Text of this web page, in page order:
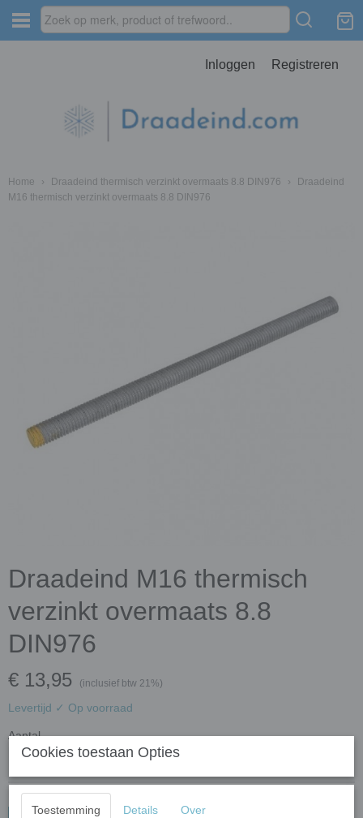
Inloggen Registreren
Home › Draadeind thermisch verzinkt overmaats 8.8 DIN976 ›
Draadeind
M16 thermisch verzinkt overmaats 8.8 DIN976
Draadeind M16 thermisch
verzinkt overmaats 8.8
DIN976
€ 13,95 (inclusief btw 21%)
Levertijd ✓ Op voorraad
Aantal
Cookies toestaan Opties
Toestemming Details Over